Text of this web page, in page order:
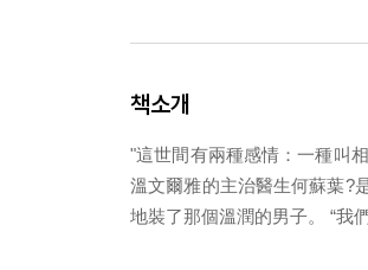
책소개
"這世間有兩種感情：一種叫
溫文爾雅的主治醫生何蘇葉
地裝了那個溫潤的男子。 “我